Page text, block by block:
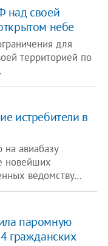
над своей
небе
для
территорией по
истребители в
авиабазу
новейших
ведомству…
паромную
гражданских